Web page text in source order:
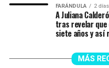
FARÁNDULA 2
A Juliana
tras revelar que
siete años y así
MÁS